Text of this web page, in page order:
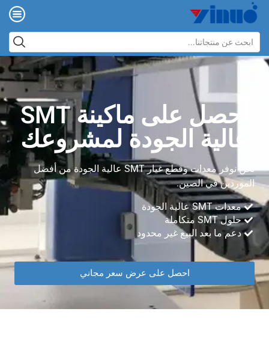
احصل على ماكينة SMT
عالية الجودة لمشروعك
نحن نوفر معدات وقطع غيار SMT عالية الجودة من أفضل
الموردين في الصين.
معدات SMT عالية الجودة
حلول SMT متكاملة
دعم ما بعد البيع غير محدود
احصل على عرض سعر مجاني